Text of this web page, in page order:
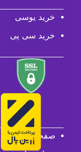
خرید یوسی
خرید سی پی
صفحه اصلی